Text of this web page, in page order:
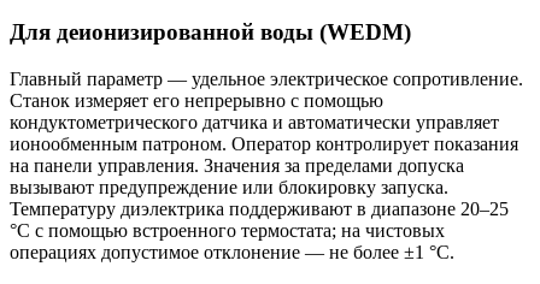
Для деионизированной воды (WEDM)
Главный параметр — удельное электрическое сопротивление.
Станок измеряет его непрерывно с помощью
кондуктометрического датчика и автоматически управляет
ионообменным патроном. Оператор контролирует показания
на панели управления. Значения за пределами допуска
вызывают предупреждение или блокировку запуска.
Температуру диэлектрика поддерживают в диапазоне 20–25
°C с помощью встроенного термостата; на чистовых
операциях допустимое отклонение — не более ±1 °C.